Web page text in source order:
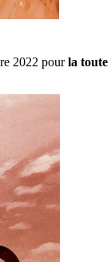
2022 pourla toute